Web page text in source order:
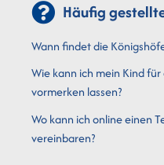
Häufig
Wann findet die
Wie kann ich mein Kind
vormerken lassen?
Wo kann ich online einen
vereinbaren?